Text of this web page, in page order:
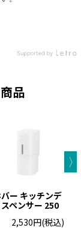
品
ー キッチンデ
ペンサー 250
2,530円(税込)